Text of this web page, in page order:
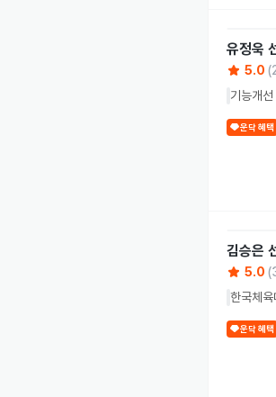
유정욱
5.0 (
기능개
운닥 혜택
김승은
5.0 (
한국체
운닥 혜택